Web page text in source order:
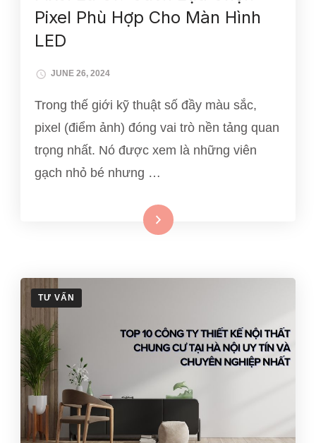
Pixel Phù Hợp Cho Màn Hình
LED
JUNE 26, 2024
Trong thế giới kỹ thuật số đầy màu sắc,
pixel (điểm ảnh) đóng vai trò nền tảng quan
trọng nhất. Nó được xem là những viên
gạch nhỏ bé nhưng …
Xem thêm
TƯ VẤN